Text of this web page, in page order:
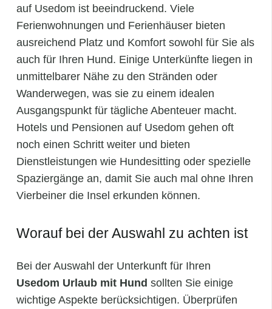
auf Usedom ist beeindruckend. Viele
Ferienwohnungen und Ferienhäuser bieten
ausreichend Platz und Komfort sowohl für Sie als
auch für Ihren Hund. Einige Unterkünfte liegen in
unmittelbarer Nähe zu den Stränden oder
Wanderwegen, was sie zu einem idealen
Ausgangspunkt für tägliche Abenteuer macht.
Hotels und Pensionen auf Usedom gehen oft
noch einen Schritt weiter und bieten
Dienstleistungen wie Hundesitting oder spezielle
Spaziergänge an, damit Sie auch mal ohne Ihren
Vierbeiner die Insel erkunden können.
Worauf bei der Auswahl zu achten ist
Bei der Auswahl der Unterkunft für Ihren
Usedom Urlaub mit Hund sollten Sie einige
wichtige Aspekte berücksichtigen. Überprüfen